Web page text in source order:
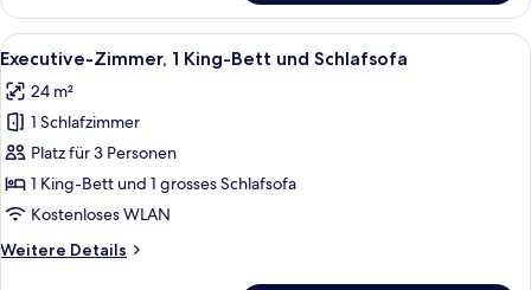
Zimmer,
2 Einzelbetten
Alle
Fotos
für
Executive-
Zimmer,
1 King-
Bett
Schlafsofa
Ein Hotelzimmer mit einem großen
4
Executive-Zimmer, 1 King-Bett und Schlafsofa
24 m²
1 Schlafzimmer
Platz für 3 Personen
1 King-Bett und 1 grosses Schlafsofa
Kostenloses WLAN
Weitere Details
Weitere